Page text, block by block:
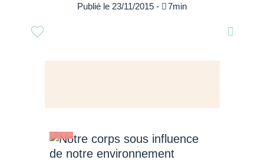
Publié le 23/11/2015 - 7min
